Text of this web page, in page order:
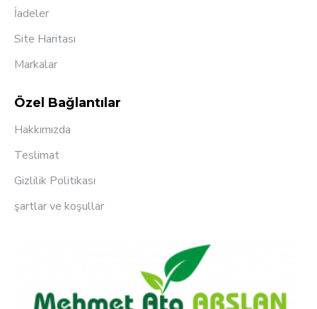
İadeler
Site Haritası
Markalar
Özel Bağlantılar
Hakkımızda
Teslimat
Gizlilik Politikası
şartlar ve koşullar